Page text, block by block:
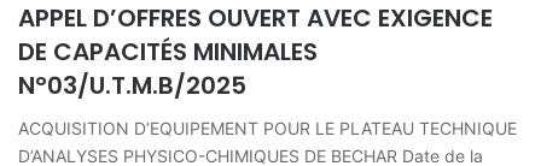
APPEL D’OFFRES OUVERT AVEC EXIGENCE
DE CAPACITÉS MINIMALES
N°03/U.T.M.B/2025
ACQUISITION D’EQUIPEMENT POUR LE PLATEAU TECHNIQUE
D’ANALYSES PHYSICO-CHIMIQUES DE BECHAR Date de la